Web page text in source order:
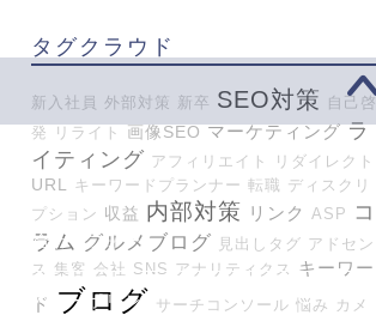
タグクラウド
新入社員 外部対策 新卒 SEO対策 自己啓
発
リライト 画像SEO マーケティング ラ
イティング アフィリエイト リダイレクト
URL キーワードプランナー 転職 ディスクリ
プション 収益 内部対策 リンク ASP
コ
ラム グルメブログ 見出しタグ アドセン
ス 集客 会社 SNS アナリティクス キーワー
ド ブログ サーチコンソール 悩み カメ
ージ
い合わせフォーム
イバシーポリシー